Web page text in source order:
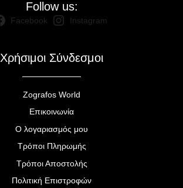
Follow us:
Facebook Instagram
Χρήσιμοι Σύνδεσμοι
Zografos World
Επικοινωνία
Ο λογαριασμός μου
Τρόποι Πληρωμής
Τρόποι Αποστολής
Πολιτική Επιστροφών